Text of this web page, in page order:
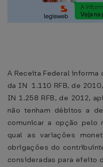
A Receita Federal informa
da IN 1.110 RFB, de
IN 1.258 RFB, de 2012,
não tenham débitos a
comunicar a opção pelo
qual as variações
obrigações do
consideradas para efeito